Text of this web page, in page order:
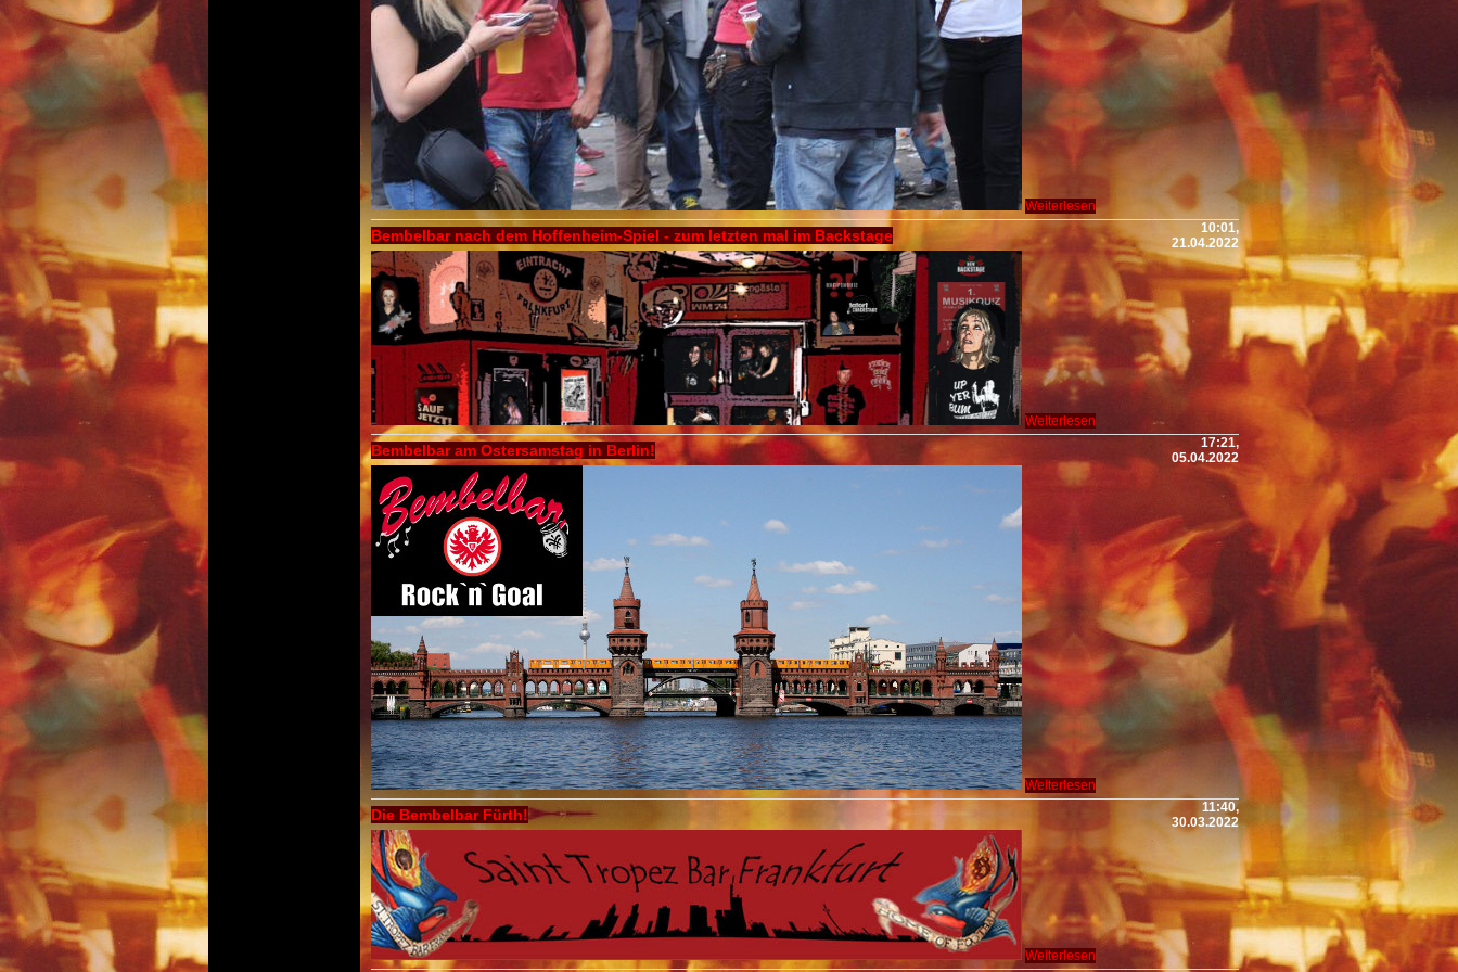
Weiterlesen
Bembelbar nach dem Hoffenheim-Spiel - zum letzten mal im Backstage
10:01,
21.04.2022
Weiterlesen
Bembelbar am Ostersamstag in Berlin!
17:21,
05.04.2022
Weiterlesen
Die Bembelbar Fürth!
11:40,
30.03.2022
Weiterlesen